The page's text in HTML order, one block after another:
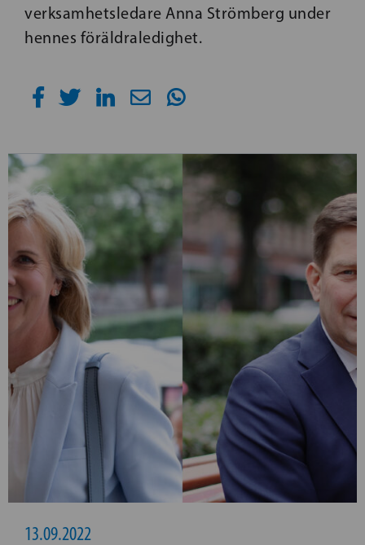
verksamhetsledare Anna Strömberg under
hennes föräldraledighet.
13.09.2022